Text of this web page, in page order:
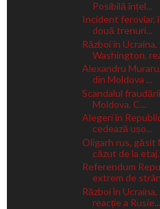
Posibilă înțel...
Incident feroviar,
două trenuri...
Război în Ucraina,
Washington,
Alexandru
din Moldova ...
Scandalul
Moldova. C...
Alegeri în
cedează ușo...
Oligarh rus, găsit
căzut de la
Referendum
extrem de
Război în Ucraina,
reacție a Rusie...